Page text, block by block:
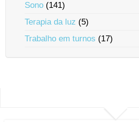
Sono (141)
Terapia da luz (5)
Trabalho em turnos (17)